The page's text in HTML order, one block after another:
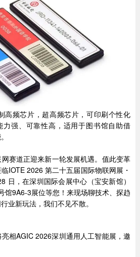
高频芯片，超高频芯片，可印刷个性化
力强、可靠性高，适用于图书馆自助借
赛道正迎来新一轮发展机遇。值此变革
IOTE 2026 第二十五届国际物联网展・
日，在深圳国际会展中心（宝安新馆）
馆9A6-3展位等您！来现场聊技术、探趋
业新玩法，我们不见不散。
亮相AGIC 2026深圳通用人工智能展，邀